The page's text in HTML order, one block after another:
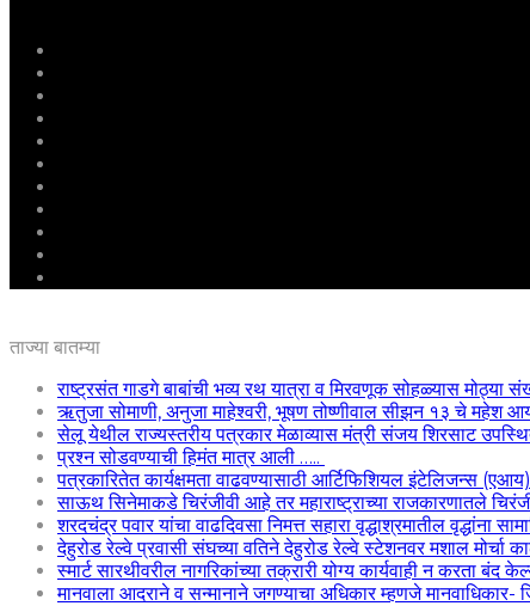
ताज्या बातम्या
राष्ट्रसंत गाडगे बाबांची भव्य रथ यात्रा व मिरवणूक सोहळ्यास मोठ्या
ऋतुजा सोमाणी, अनुजा माहेश्वरी, भूषण तोष्णीवाल सीझन १३ चे महेश
सेलू येथील राज्यस्तरीय पत्रकार मेळाव्यास मंत्री संजय शिरसाट
प्रश्न सोडवण्याची हिमंत मात्र आली …..
पत्रकारितेत कार्यक्षमता वाढवण्यासाठी आर्टिफिशियल इंटेलिजन्स
साऊथ सिनेमाकडे चिरंजीवी आहे तर महाराष्ट्राच्या राजकारणातले
शरदचंद्र पवार यांचा वाढदिवसा निमत्त सहारा वृद्धाश्रमातील वृद्धांना
देहुरोड रेल्वे प्रवासी संघच्या वतिने देहुरोड रेल्वे स्टेशनवर मशाल मोर्चा
स्मार्ट सारथीवरील नागरिकांच्या तक्रारी योग्य कार्यवाही न करता बंद
मानवाला आदराने व सन्मानाने जगण्याचा अधिकार म्हणजे मानवाधिकार-